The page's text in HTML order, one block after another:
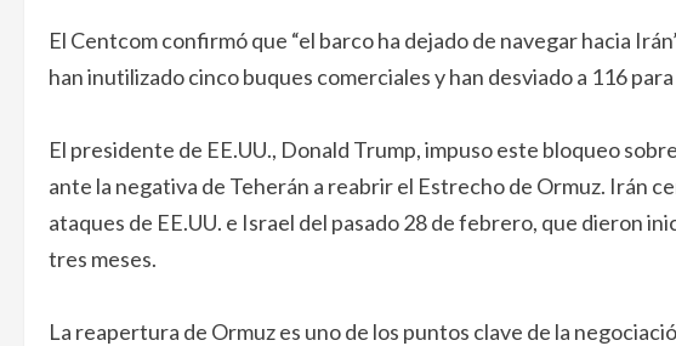
El Centcom confirmó que “el barco ha dejado de navegar hacia
han inutilizado cinco buques comerciales y han desviado a 116
El presidente de EE.UU., Donald Trump, impuso este bloqueo
ante la negativa de Teherán a reabrir el Estrecho de Ormuz. Irán
ataques de EE.UU. e Israel del pasado 28 de febrero, que dieron
tres meses.
La reapertura de Ormuz es uno de los puntos clave de la